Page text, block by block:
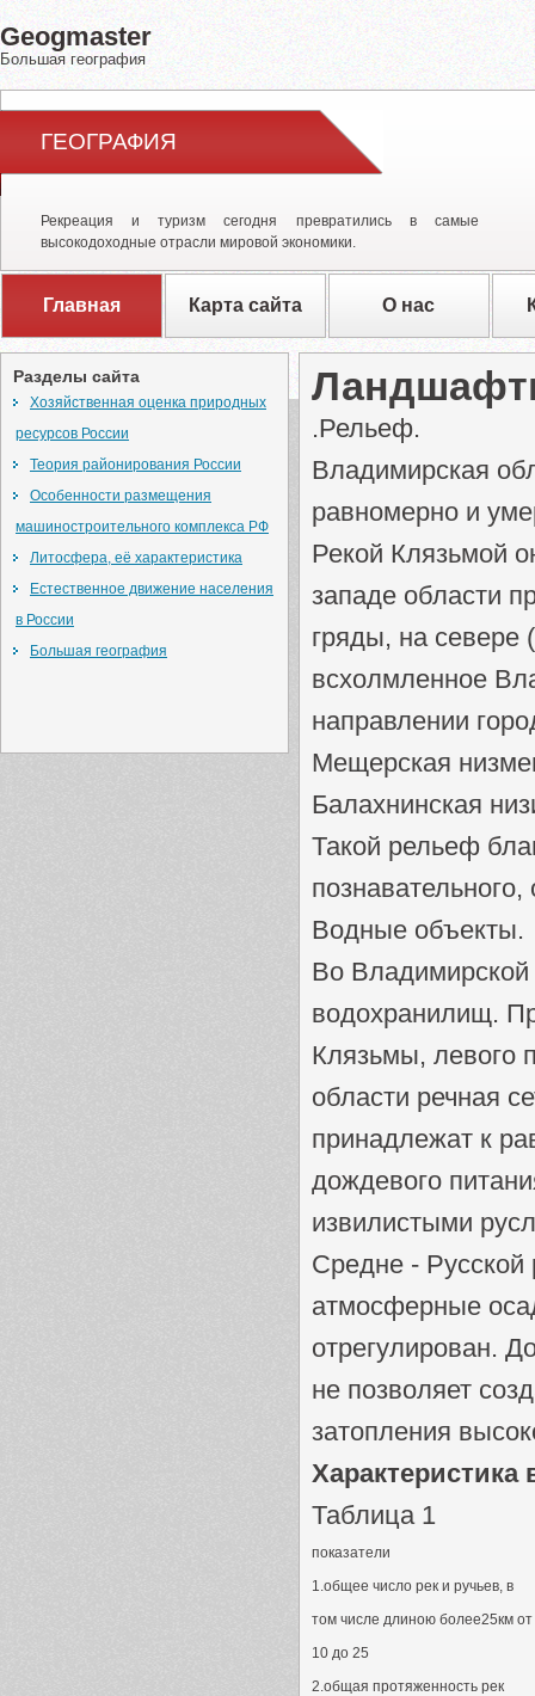
Geogmaster
Большая география
ГЕОГРАФИЯ
Рекреация и туризм сегодня превратились в самые
высокодоходные отрасли мировой экономики.
Главная Карта сайта О нас
.Рельеф.
Владимирская
равномерно и
Рекой Клязьмой
западе области
гряды, на севере
всхолмленное
направлении
Мещерская
Балахнинская
Такой рельеф
Водные объекты.
Во Владимирской
водохранилищ.
Клязьмы, левого
области речная
принадлежат к
дождевого
извилистыми
Средне - Русской
атмосферные
отрегулирован.
не позволяет
затопления
Таблица 1
показатели
1.общее число рек и ручьев, в
том числе длиною более25км от
10 до 25
2.общая протяженность рек
Разделы сайта
Хозяйственная оценка природных
ресурсов России
Теория районирования России
Особенности размещения
машиностроительного комплекса РФ
Литосфера, её характеристика
Естественное движение населения
в России
Большая география